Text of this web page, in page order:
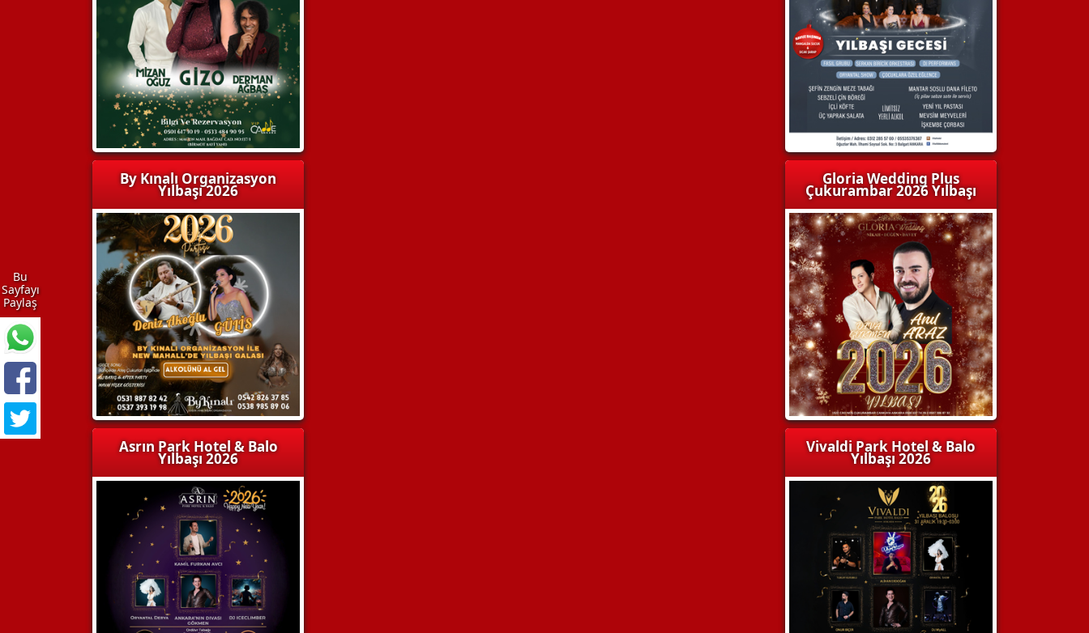
By Kınalı Organizasyon
Yılbaşı 2026
Asrın Park Hotel & Balo
Yılbaşı 2026
Gloria Wedding Plus
Çukurambar 2026 Yılbaşı
Vivaldi Park Hotel & Balo
Yılbaşı 2026
Bu
Sayfayı
Paylaş